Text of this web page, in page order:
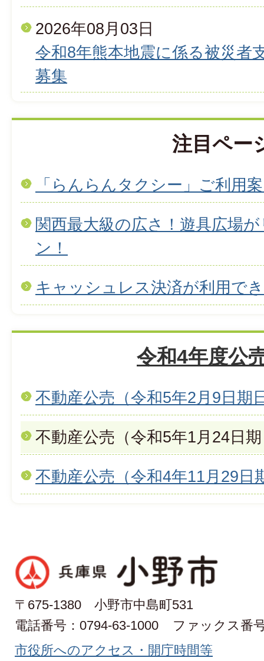
2026年08月03日
令和8年熊本地震に係る被災者
募集
注目ペー
「らんらんタクシー」ご利用
関西最大級の広さ！遊具広場
ン！
キャッシュレス決済が利用で
令和4年度公
不動産公売（令和5年2月9日期
不動産公売（令和5年1月24日
不動産公売（令和4年11月29日
〒675-1380 小野市中島町531
電話番号：0794-63-1000
ファックス番
市役所へのアクセス・開庁時間等